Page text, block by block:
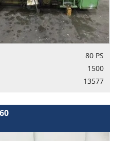
80 PS
1500
13577